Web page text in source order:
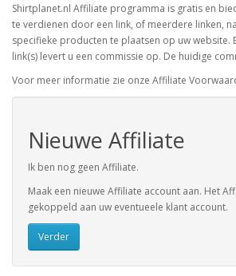
Shirtplanet.nl Affiliate programma is gratis en
te verdienen door een link, of meerdere linken,
specifieke producten te plaatsen op uw website.
link(s) levert u een commissie op. De huidige
Voor meer informatie zie onze Affiliate
Nieuwe Affiliate
Ik ben nog geen Affiliate.
Maak een nieuwe Affiliate account aan. Het
gekoppeld aan uw eventueele klant account.
Verder